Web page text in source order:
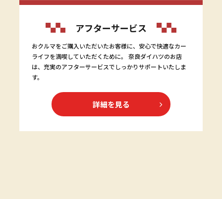
アフターサービス
おクルマをご購入いただいたお客様に、安心で快適なカー
ライフを満喫していただくために。 奈良ダイハツのお店
は、充実のアフターサービスでしっかりサポートいたしま
す。
詳細を見る